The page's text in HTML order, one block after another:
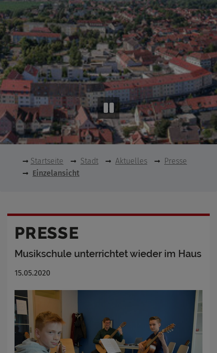
Startseite Stadt Aktuelles
Presse
Einzelansicht
PRESSE
Musikschule unterrichtet wieder im Haus
15.05.2020